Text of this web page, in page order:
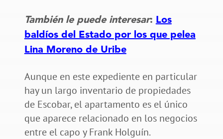
También le puede interesar: Los
baldíos del Estado por los que pelea
Lina Moreno de Uribe
Aunque en este expediente en particular
hay un largo inventario de propiedades
de Escobar, el apartamento es el único
que aparece relacionado en los negocios
entre el capo y Frank Holguín.